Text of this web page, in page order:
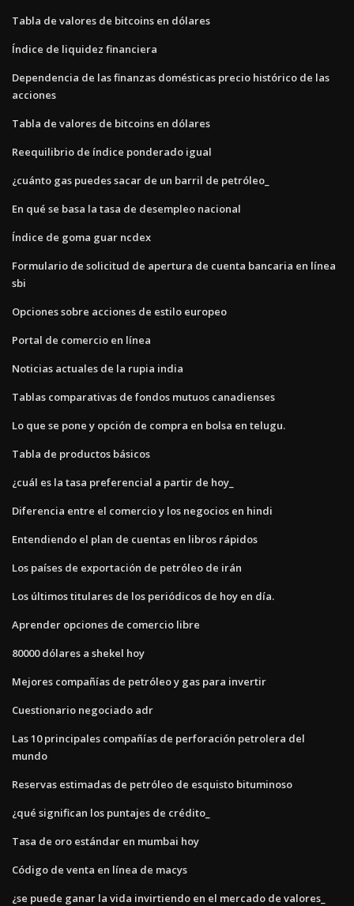
Tabla de valores de bitcoins en dólares
Índice de liquidez financiera
Dependencia de las finanzas domésticas precio histórico de las
acciones
Tabla de valores de bitcoins en dólares
Reequilibrio de índice ponderado igual
¿cuánto gas puedes sacar de un barril de petróleo_
En qué se basa la tasa de desempleo nacional
Índice de goma guar ncdex
Formulario de solicitud de apertura de cuenta bancaria en línea
sbi
Opciones sobre acciones de estilo europeo
Portal de comercio en línea
Noticias actuales de la rupia india
Tablas comparativas de fondos mutuos canadienses
Lo que se pone y opción de compra en bolsa en telugu.
Tabla de productos básicos
¿cuál es la tasa preferencial a partir de hoy_
Diferencia entre el comercio y los negocios en hindi
Entendiendo el plan de cuentas en libros rápidos
Los países de exportación de petróleo de irán
Los últimos titulares de los periódicos de hoy en día.
Aprender opciones de comercio libre
80000 dólares a shekel hoy
Mejores compañías de petróleo y gas para invertir
Cuestionario negociado adr
Las 10 principales compañías de perforación petrolera del
mundo
Reservas estimadas de petróleo de esquisto bituminoso
¿qué significan los puntajes de crédito_
Tasa de oro estándar en mumbai hoy
Código de venta en línea de macys
¿se puede ganar la vida invirtiendo en el mercado de valores_